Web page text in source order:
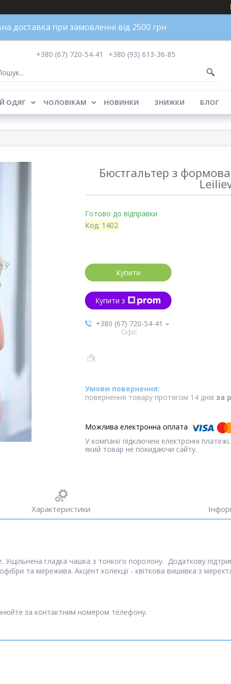
доставка при замовленні від 2500 грн
+380 (67) 720-54-41
+380 (93) 613-36-85
ОДЯГ ЧОЛОВІКАМ НОВИНКИ ЗНИЖКИ БЛОГ
Бюстгальтер з
Готово до відправки
Код: 1402
Купити
Купити з
+380 (67) 720-54-41
Офіс
повернення товару протягом 14 днів за
У компанії підключені електронні
який товар не покидаючи сайту.
Характеристики
гладка чашка з тонкого поролону. Додаткову
та мережива. Акцент колекції - квіткова вишивка з
за контактним номером телефону.